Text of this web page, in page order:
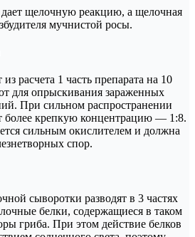
щелочную реакцию, а щелочная
мучнистой росы.
расчета 1 часть препарата на 10
для опрыскивания зараженных
При сильном распространении
более крепкую концентрацию — 1:8.
сильным окислителем и должна
спор.
сыворотки разводят в 3 частях
белки, содержащиеся в таком
гриба. При этом действие белков